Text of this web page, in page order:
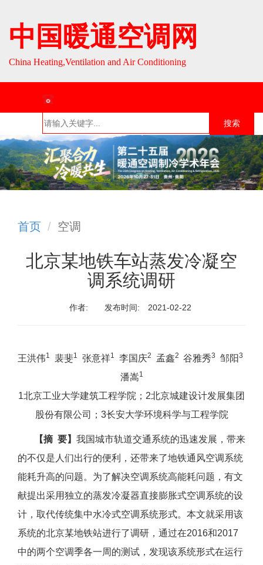
中国暖通空调网
China Heating,Ventilation and Air Conditioning
搜索
首页
组织介
绍
组织活
动
行业资
讯
English
首页 空调
北京某地铁车站蒸发冷凝空
调系统调研
作者: 发布时间: 2021-02-22
王洪伟1 裴斐1 张意祥1 李国庆2 孟鑫2 谷雅秀3 邹阳 3
潘嵩1
1北京工业大学建筑工程学院；2北京城建设计发展集团
股份有限公司；3长安大学环境科学与工程学院
【摘 要】 我国城市轨道交通系统的迅速发展，带来
的不仅是人们出行的便利，还带来了地铁通风空调系统
能耗升高的问题。为了解决空调系统高能耗问题，有文
献提出采用独立的蒸发冷凝器直接膨胀式空调系统的设
计，取代传统集中水冷式空调系统形式。本文就采用该
系统的北京某地铁站进行了调研，通过在2016和2017
中的两个空调季各一周的测试，发现该系统形式在运行